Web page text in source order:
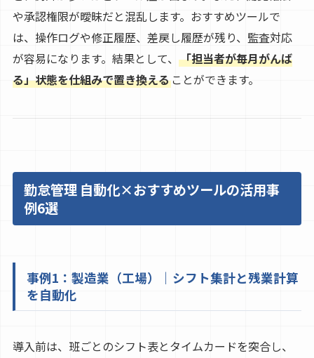
や承認権限が曖昧だと混乱します。おすすめツールで
は、操作ログや修正履歴、差戻し履歴が残り、監査対応
が容易になります。結果として、 「担当者が毎月がんば
る」状態を仕組みで置き換えることができます。
勤怠管理 自動化×おすすめツールの活用事
例6選
事例1：製造業（工場）｜シフト集計と残業計算
を自動化
導入前は、班ごとのシフト表とタイムカードを突合し、